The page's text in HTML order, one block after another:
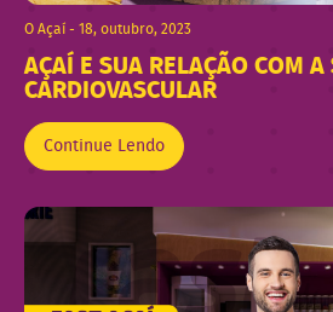
O Açaí - 18, outubro, 2023
AÇAÍ E SUA RELAÇÃO COM A
CARDIOVASCULAR
Continue Lendo